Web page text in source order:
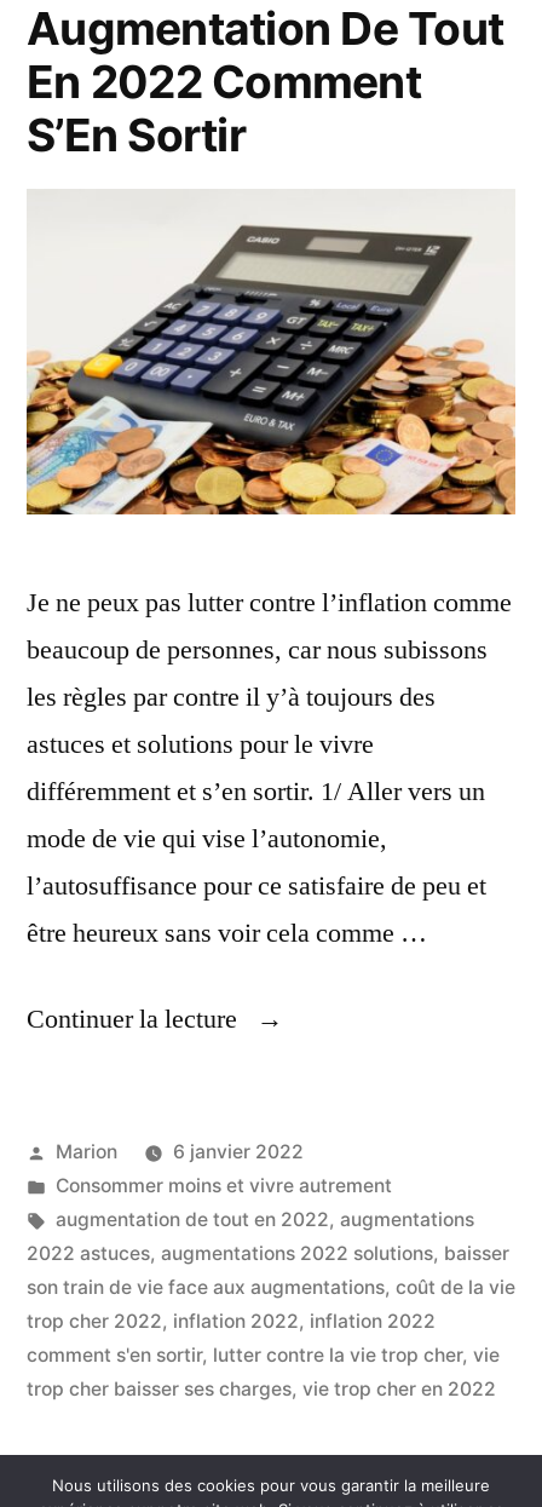
Augmentation De Tout
En 2022 Comment
S’En Sortir
Je ne peux pas lutter contre l’inflation comme
beaucoup de personnes, car nous subissons
les règles par contre il y’à toujours des
astuces et solutions pour le vivre
différemment et s’en sortir. 1/ Aller vers un
mode de vie qui vise l’autonomie,
l’autosuffisance pour ce satisfaire de peu et
être heureux sans voir cela comme …
Continuer la lecture
« Augmentation
En
2022
Comment
S’En
Sortir »
Publié
par
Marion
6 janvier 2022
Publié
dans
Consommer moins et vivre autrement
Étiquettes :
augmentation de tout en 2022, augmentations
2022 astuces, augmentations 2022 solutions, baisser
son train de vie face aux augmentations, coût de la vie
trop cher 2022, inflation 2022, inflation 2022
comment s'en sortir, lutter contre la vie trop cher, vie
trop cher baisser ses charges, vie trop cher en 2022
Nous utilisons des cookies pour vous garantir la meilleure